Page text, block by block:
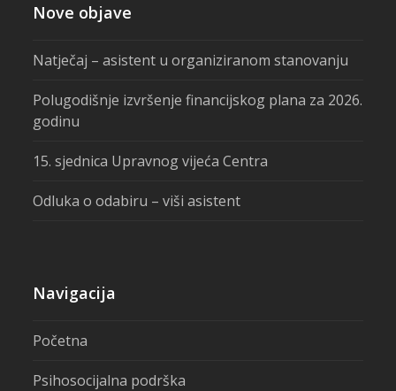
Nove objave
Natječaj – asistent u organiziranom stanovanju
Polugodišnje izvršenje financijskog plana za 2026.
godinu
15. sjednica Upravnog vijeća Centra
Odluka o odabiru – viši asistent
Navigacija
Početna
Psihosocijalna podrška